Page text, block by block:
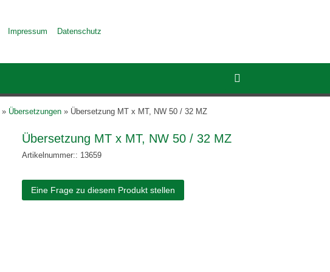
Impressum Datenschutz
» Übersetzungen » Übersetzung MT x MT, NW 50 / 32 MZ
Übersetzung MT x MT, NW 50 / 32 MZ
Artikelnummer:: 13659
Eine Frage zu diesem Produkt stellen